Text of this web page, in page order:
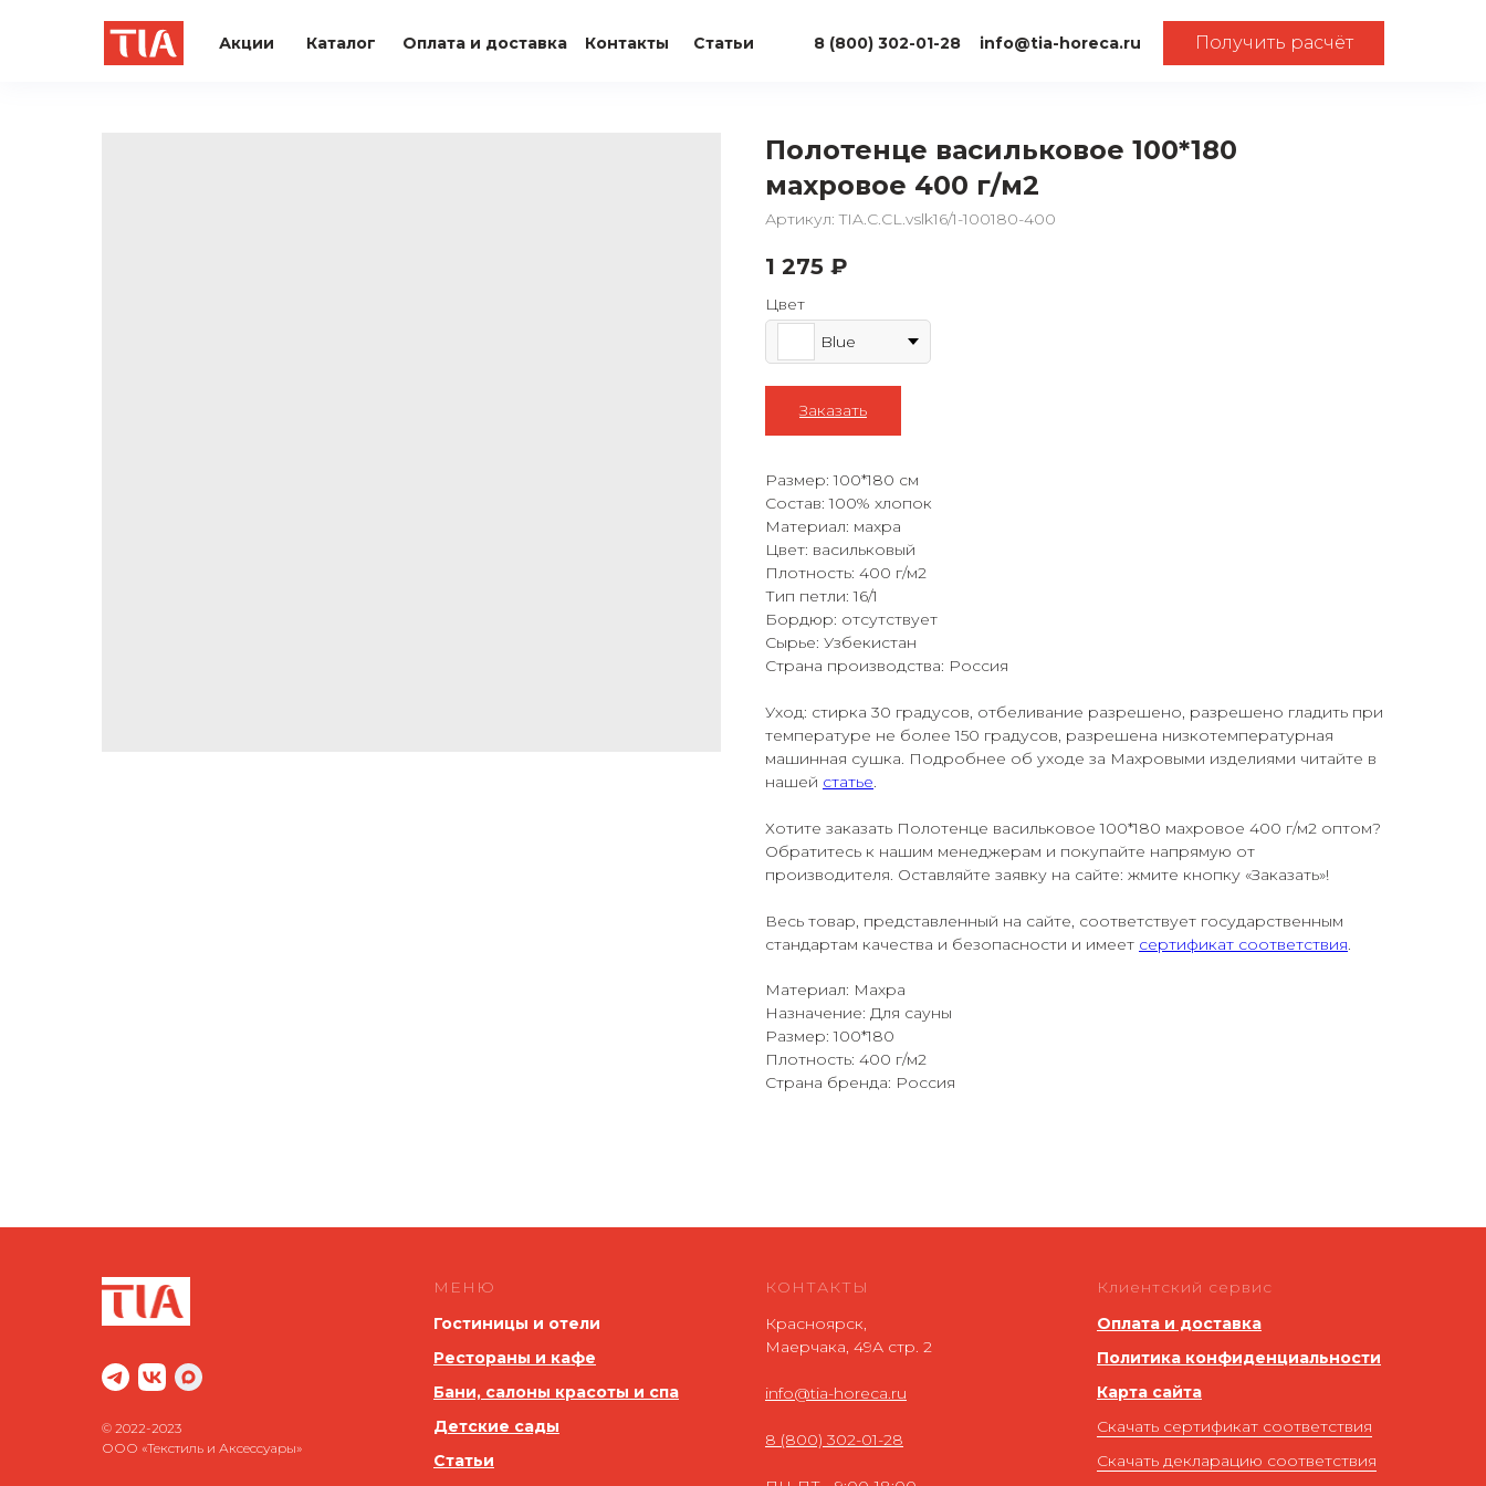
8 (800) 302-01-28
Каталог
Акции Контакты info@tia-horeca.ru Получить расчёт
Статьи
Оплата и доставка
Полотенце васильковое 100*180
махровое 400 г/м2
Артикул:TIA.C.CL.vslk16/1-100180-400
1 275 ₽
Цвет
Blue
Заказать
Размер: 100*180 см
Состав: 100% хлопок
Материал: махра
Цвет: васильковый
Плотность: 400 г/м2
Тип петли: 16/1
Бордюр: отсутствует
Сырье: Узбекистан
Страна производства: Россия
Уход: стирка 30 градусов, отбеливание разрешено, разрешено гладить при
температуре не более 150 градусов, разрешена низкотемпературная
машинная сушка. Подробнее об уходе за Махровыми изделиями читайте в
нашей статье.
Хотите заказать Полотенце васильковое 100*180 махровое 400 г/м2 оптом?
Обратитесь к нашим менеджерам и покупайте напрямую от
производителя. Оставляйте заявку на сайте: жмите кнопку «Заказать»!
Весь товар, представленный на сайте, соответствует государственным
стандартам качества и безопасности и имеет сертификат соответствия.
Материал: Махра
Назначение: Для сауны
Размер: 100*180
Плотность: 400 г/м2
Страна бренда: Россия
© 2022-2023
ООО «Текстиль и Аксессуары»
МЕНЮ
Гостиницы и отели
Рестораны и кафе
Бани, салоны красоты и спа
Детские сады
Статьи
КОНТАКТЫ
Красноярск,
Маерчака, 49А стр. 2
info@tia-horeca.ru
8 (800) 302-01-28
Клиентский сервис
Оплата и доставка
Политика конфиденциальности
Карта сайта
Скачать сертификат соответствия
Скачать декларацию соответствия